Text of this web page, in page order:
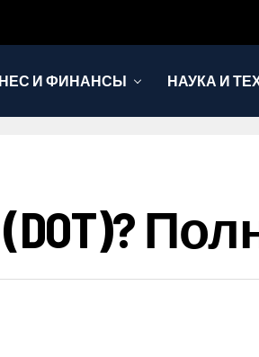
И ФИНАНСЫ НАУКА И
(DOT)?